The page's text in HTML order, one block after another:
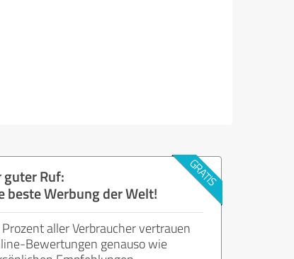
guter Ruf:
beste Werbung der Welt!
aller Verbraucher vertrauen
Bewertungen genauso wie